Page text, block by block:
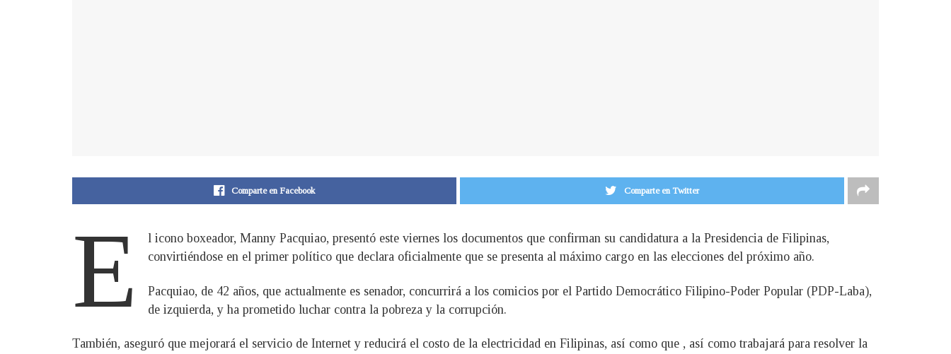
Comparte en Facebook Comparte en Twitter
E
l icono boxeador, Manny Pacquiao, presentó este viernes los documentos que confirman su candidatura a la Presidencia de Filipinas,
convirtiéndose en el primer político que declara oficialmente que se presenta al máximo cargo en las elecciones del próximo año.
Pacquiao, de 42 años, que actualmente es senador, concurrirá a los comicios por el Partido Democrático Filipino-Poder Popular (PDP-Laba),
de izquierda, y ha prometido luchar contra la pobreza y la corrupción.
También, aseguró que mejorará el servicio de Internet y reducirá el costo de la electricidad en Filipinas, así como que , así como trabajará para resolver la